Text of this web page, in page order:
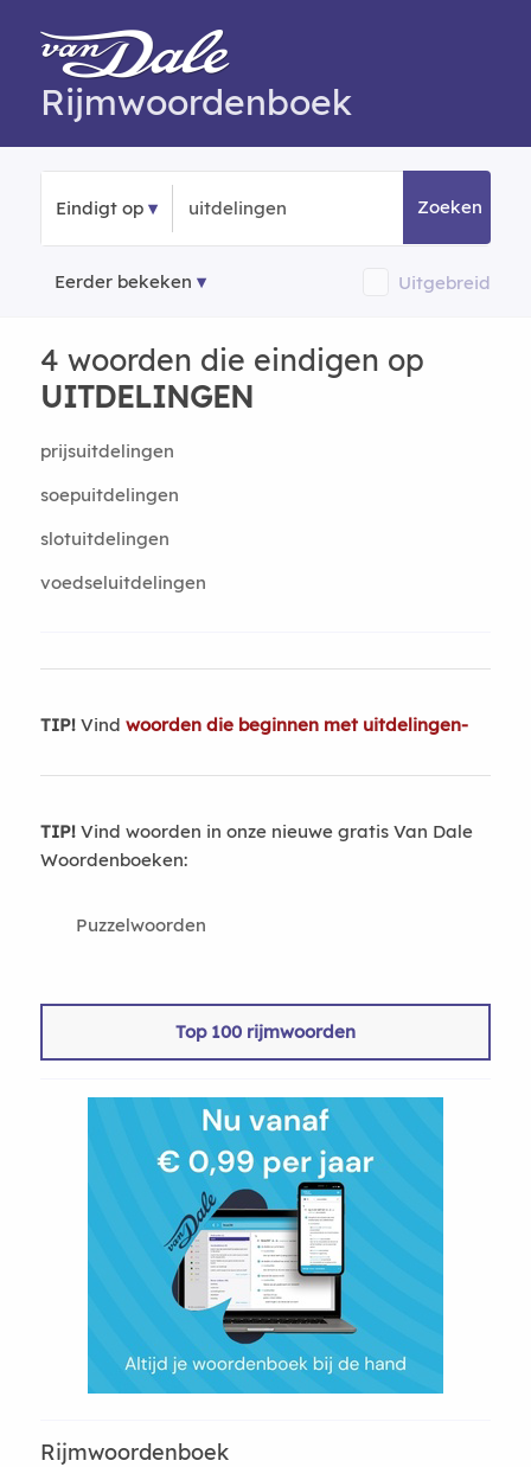
Rijmwoordenboek
Eindigt op Zoeken
Eerder bekeken Uitgebreid
4 woorden die eindigen op
UITDELINGEN
prijsuitdelingen
soepuitdelingen
slotuitdelingen
voedseluitdelingen
TIP!Vind woorden die beginnen met uitdelingen-
TIP!Vind woorden in onze nieuwe gratis Van Dale
Woordenboeken:
Puzzelwoorden
Top 100 rijmwoorden
Rijmwoordenboek